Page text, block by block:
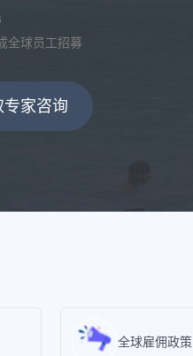
全球员工招募
专家咨询
全球雇佣政策